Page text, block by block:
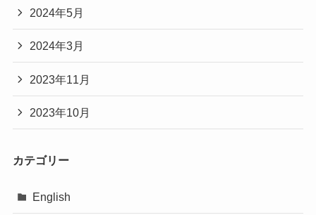
2024年5月
2024年3月
2023年11月
2023年10月
カテゴリー
English